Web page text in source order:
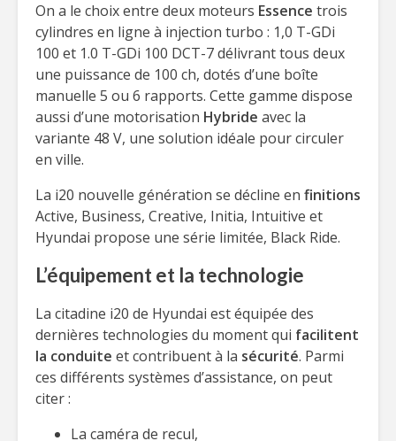
On a le choix entre deux moteurs Essence trois
cylindres en ligne à injection turbo : 1,0 T-GDi
100 et 1.0 T-GDi 100 DCT-7 délivrant tous deux
une puissance de 100 ch, dotés d’une boîte
manuelle 5 ou 6 rapports. Cette gamme dispose
aussi d’une motorisation Hybride avec la
variante 48 V, une solution idéale pour circuler
en ville.
La i20 nouvelle génération se décline en finitions
Active, Business, Creative, Initia, Intuitive et
Hyundai propose une série limitée, Black Ride.
L’équipement et la technologie
La citadine i20 de Hyundai est équipée des
dernières technologies du moment qui facilitent
la conduite et contribuent à la sécurité. Parmi
ces différents systèmes d’assistance, on peut
citer :
La caméra de recul,